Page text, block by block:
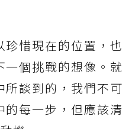
惜現在的位置，也
個挑戰的想像。就
談到的，我們不可
的每一步，但應該清